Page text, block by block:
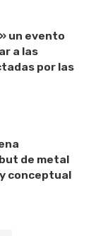
un evento
a las
por las
de metal
conceptual